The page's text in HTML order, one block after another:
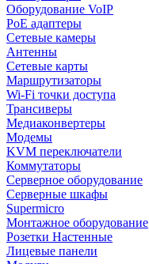
Оборудование VoIP
PoE адаптеры
Сетевые камеры
Антенны
Сетевые карты
Маршрутизаторы
Wi-Fi точки доступа
Трансиверы
Медиаконвертеры
Модемы
KVM переключатели
Коммутаторы
Серверное оборудование
Серверные шкафы
Supermicro
Монтажное оборудование
Розетки Настенные
Лицевые панели